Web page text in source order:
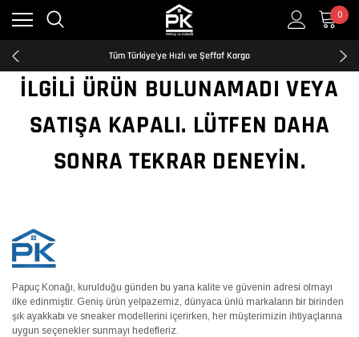
0
Kredi Kartına Taksit İmkanı
2500₺ ve Üzeri Ücretsiz Kargo
Tüm Türkiye'ye Hızlı ve Şeffaf Kargo
Kredi Kartına Taksit İmkanı
2500₺ ve Üzeri Ücretsiz Kargo
Kredi Kartına Taksit İmkanı
İLGILI ÜRÜN BULUNAMADI VEYA
SATIŞA KAPALI. LÜTFEN DAHA
SONRA TEKRAR DENEYIN.
Papuç Konağı, kurulduğu günden bu yana kalite ve güvenin adresi olmayı
ilke edinmiştir. Geniş ürün yelpazemiz, dünyaca ünlü markaların bir birinden
şık ayakkabı ve sneaker modellerini içerirken, her müşterimizin ihtiyaçlarına
uygun seçenekler sunmayı hedefleriz.